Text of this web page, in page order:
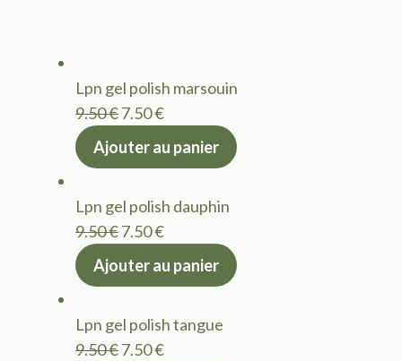
Lpn gel polish marsouin
9.50€Le
prix
9.50 €.
7.50€Le
actuel
7.50 €.
Ajouter au panier
Lpn gel polish dauphin
9.50€Le
prix
9.50 €.
7.50€Le
actuel
7.50 €.
Ajouter au panier
Lpn gel polish tangue
9.50€Le
7.50€Le